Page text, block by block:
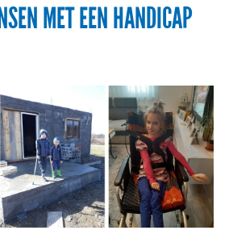
MET EEN HANDICAP